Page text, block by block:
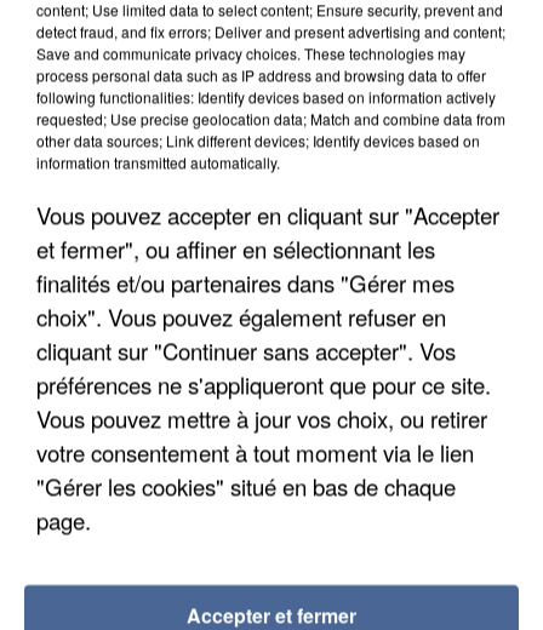
6 août 2026
Gabriel Attal et Raphaël Glucksmann visés par des
ingérences...
Sollicité, Sébastien Lecornu annonce un "travail
commun" avec les partis à la rentrée.
content; Use limited data to select content; Ensure security, prevent and
detect fraud, and fix errors; Deliver and present advertising and content;
Save and communicate privacy choices. These technologies may
process personal data such as IP address and browsing data to offer
following functionalities: Identify devices based on information actively
requested; Use precise geolocation data; Match and combine data from
other data sources; Link different devices; Identify devices based on
information transmitted automatically.
Vous pouvez accepter en cliquant sur "Accepter
et fermer", ou affiner en sélectionnant les
finalités et/ou partenaires dans "Gérer mes
choix". Vous pouvez également refuser en
cliquant sur "Continuer sans accepter". Vos
préférences ne s'appliqueront que pour ce site.
Vous pouvez mettre à jour vos choix, ou retirer
votre consentement à tout moment via le lien
"Gérer les cookies" situé en bas de chaque
page.
Accepter et fermer